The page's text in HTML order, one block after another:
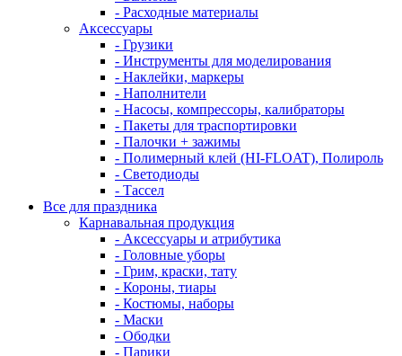
- Расходные материалы
Аксессуары
- Грузики
- Инструменты для моделирования
- Наклейки, маркеры
- Наполнители
- Насосы, компрессоры, калибраторы
- Пакеты для траспортировки
- Палочки + зажимы
- Полимерный клей (HI-FLOAT), Полироль
- Светодиоды
- Тассел
Все для праздника
Карнавальная продукция
- Аксессуары и атрибутика
- Головные уборы
- Грим, краски, тату
- Короны, тиары
- Костюмы, наборы
- Маски
- Ободки
- Парики